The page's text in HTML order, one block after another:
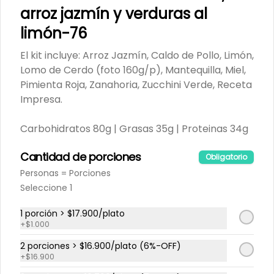
Queso Crema, Queso Parmesano,
Salmón (120g/p - peso congelado),
Receta Impresa
Proteínas 53g
$25.900
Kit: Espagueti cremoso con
camarones al limón, maíz y
zucchini-151
El kit incluye: Camarones (130g/p -
peso congelado), Cebolla Chalota,
Limón, Maíz, Pasta Espagueti, Perejil
Fresco, Queso Parmesano, Zucchini
680 kcal	| Carbohidratos 84g |
Grasas 21g | Proteínas 35g
Kit: Arroz jazmín con
camarones, crema agria y
cilantro-69
El kit incluye: Arroz Jazmín, Caldo de
Pollo, Camarones (130g/p - peso
congelado), Cebolla Chalota,
Cilantro, Diente de Ajo, Limón, Pasta
de Tomate, Pimentón Verde, Smoky
Cinnamon Paprika, Sour Cream,
Receta impresa.
$19.900
arroz jazmín y verduras al
limón-76
El kit incluye: Arroz Jazmín, Caldo de Pollo, Limón,
Lomo de Cerdo (foto 160g/p), Mantequilla, Miel,
Pimienta Roja, Zanahoria, Zucchini Verde, Receta
Impresa.
Carbohidratos 80g | Grasas 35g | Proteinas 34g
Cantidad de porciones Obligatorio
Personas = Porciones
Seleccione 1
1 porción > $17.900/plato
+$1.000
2 porciones > $16.900/plato (6%-OFF)
+$16.900